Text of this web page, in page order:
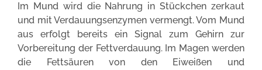
Im Mund wird die Nahrung in Stückchen zerkaut
und mit Verdauungsenzymen vermengt. Vom Mund
aus erfolgt bereits ein Signal zum Gehirn zur
Vorbereitung der Fettverdauung. Im Magen werden
die Fettsäuren von den Eiweißen und